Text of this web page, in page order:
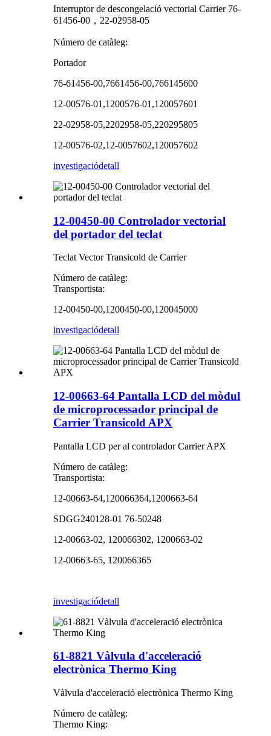
Interruptor de descongelació vectorial Carrier 76-
61456-00，22-02958-05
Número de catàleg:
Portador
76-61456-00,7661456-00,766145600
12-00576-01,1200576-01,120057601
22-02958-05,2202958-05,220295805
12-00576-02,12-0057602,120057602
investigaciódetall
12-00450-00 Controlador vectorial
del portador del teclat
Teclat Vector Transicold de Carrier
Número de catàleg:
Transportista:
12-00450-00,1200450-00,120045000
investigaciódetall
12-00663-64 Pantalla LCD del mòdul
de microprocessador principal de
Carrier Transicold APX
Pantalla LCD per al controlador Carrier APX
Número de catàleg:
Transportista:
12-00663-64,120066364,1200663-64
SDGG240128-01 76-50248
12-00663-02, 120066302, 1200663-02
12-00663-65, 120066365
investigaciódetall
61-8821 Vàlvula d'acceleració
electrònica Thermo King
Vàlvula d'acceleració electrònica Thermo King
Número de catàleg:
Thermo King: